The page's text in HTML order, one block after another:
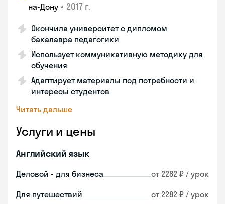
на-Дону • 2017 г.
Окончила университет с дипломом
бакалавра педагогики
Использует коммуникативную методику для
обучения
Адаптирует материалы под потребности и
интересы студентов
Читать дальше
Услуги и цены
Английский язык
Деловой - для бизнеса от 2282 ₽ / урок
Для путешествий от 2282 ₽ / урок